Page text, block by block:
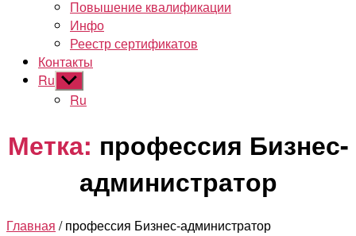
Повышение квалификации
Инфо
Реестр сертификатов
Контакты
Ru Показывать
подменю
Ru
Метка: профессия Бизнес-
администратор
Главная / профессия Бизнес-администратор